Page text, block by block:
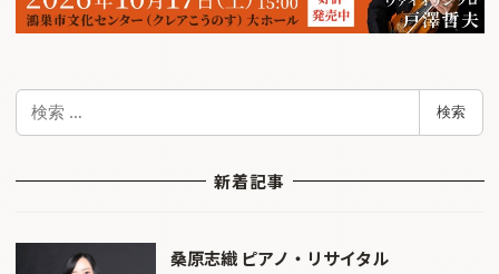
検
検索
新着記事
桑原志織 ピアノ・リサイタル